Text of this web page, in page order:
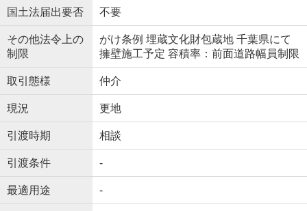
国土法届出要否 不要
その他法令上の
制限
がけ条例 埋蔵文化財包蔵地 千葉県にて
擁壁施工予定 容積率：前面道路幅員制限
取引態様 仲介
現況 更地
引渡時期 相談
引渡条件 -
最適用途 -